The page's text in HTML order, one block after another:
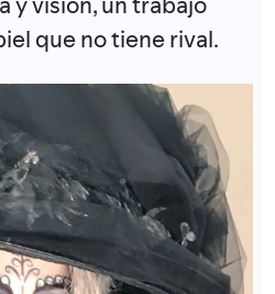
que no tiene rival.